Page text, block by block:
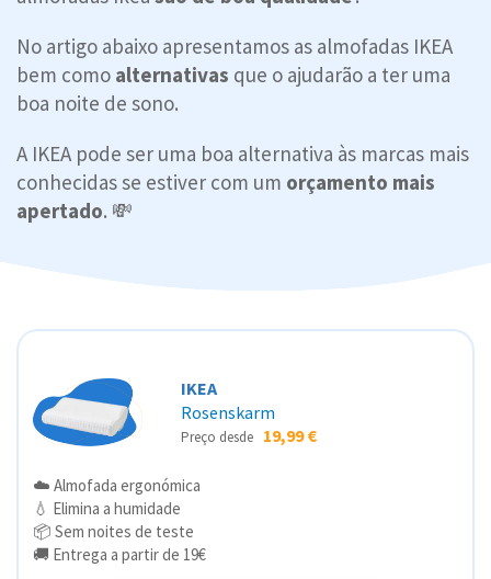
No artigo abaixo apresentamos as almofadas IKEA
bem como alternativas que o ajudarão a ter uma
boa noite de sono.
A IKEA pode ser uma boa alternativa às marcas mais
conhecidas se estiver com um orçamento mais
apertado. 💸
IKEA
Rosenskarm
Preço desde 19,99 €
☁️ Almofada ergonómica
💧 Elimina a humidade
📦 Sem noites de teste
🚚 Entrega a partir de 19€